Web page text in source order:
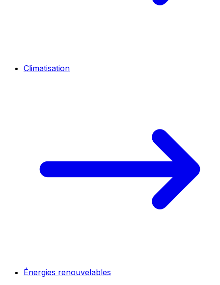
Climatisation
Énergies renouvelables